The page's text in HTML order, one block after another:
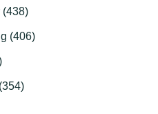
(438)
(406)